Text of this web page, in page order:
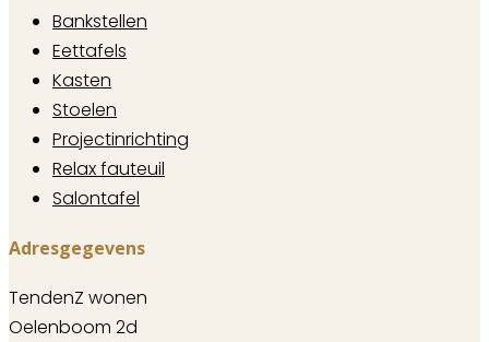
Bankstellen
Eettafels
Kasten
Stoelen
Projectinrichting
Relax fauteuil
Salontafel
Adresgegevens
TendenZ wonen
Oelenboom 2d